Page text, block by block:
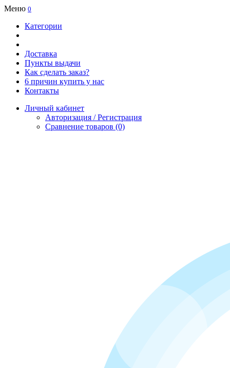
Меню 0
Категории
Доставка
Пункты выдачи
Как сделать заказ?
6 причин купить у нас
Контакты
Личный кабинет
Авторизация / Регистрация
Сравнение товаров (0)